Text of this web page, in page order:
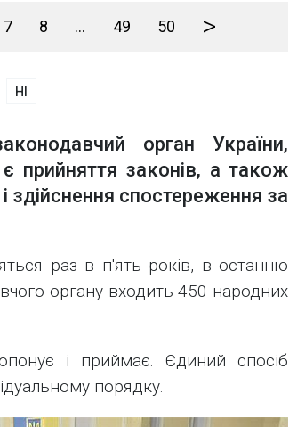
7 8 ... 49 50 >
НІ
орган України,
прийняття законів, а також
здійснення спостереження за
раз в п'ять років, в останню
органу входить 450 народних
і приймає. Єдиний спосіб
порядку.